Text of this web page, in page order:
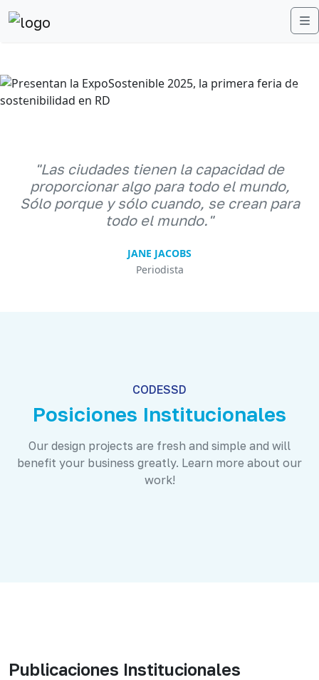
Anterior
"Las ciudades tienen la capacidad de
proporcionar algo para todo el mundo,
Sólo porque y sólo cuando, se crean para
todo el mundo."
JANE JACOBS
Periodista
CODESSD
Posiciones Institucionales
Our design projects are fresh and simple and will
benefit your business greatly. Learn more about our
work!
Publicaciones Institucionales